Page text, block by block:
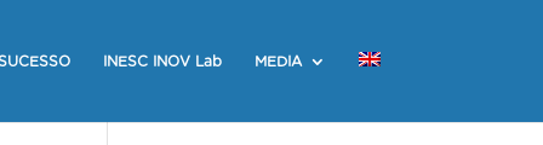
INESC INOV Lab MEDIA